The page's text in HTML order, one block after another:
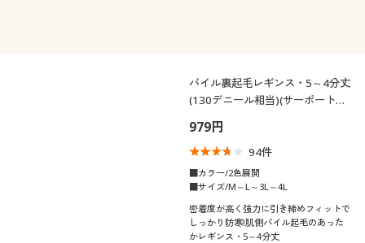
パイル裏起毛レギンス・5～4分丈
(130デニール相当)(サーポート感
979円
94件
■カラー/2色展開
■サイズ/M～L～3L～4L
密着度が高く強力に引き締めフィットで
しっかり防寒!肌側パイル起毛のあった
かレギンス・5～4分丈